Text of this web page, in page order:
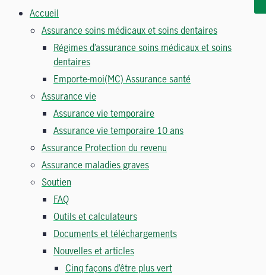
Accueil
Assurance soins médicaux et soins dentaires
Régimes d’assurance soins médicaux et soins
dentaires
Emporte-moi(MC) Assurance santé
Assurance vie
Assurance vie temporaire
Assurance vie temporaire 10 ans
Assurance Protection du revenu
Assurance maladies graves
Soutien
FAQ
Outils et calculateurs
Documents et téléchargements
Nouvelles et articles
Cinq façons d’être plus vert